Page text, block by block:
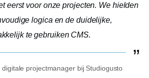
eerst voor onze projecten. We hielden
logica en de duidelijke,
te gebruikenCMS.
digitale projectmanager bij Studiogusto